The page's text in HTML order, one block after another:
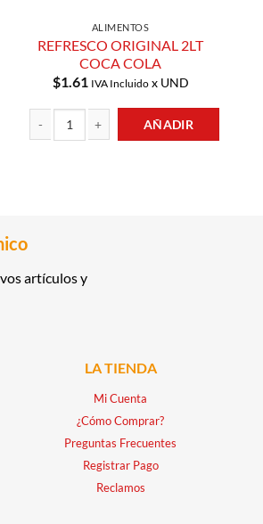
ALIMENTOS
REFRESCO ORIGINAL 2LT
COCA COLA
$1.61 IVA Incluidox UND
AÑADIR
artículos y
LA TIENDA
Mi Cuenta
¿Cómo Comprar?
Preguntas Frecuentes
Registrar Pago
Reclamos